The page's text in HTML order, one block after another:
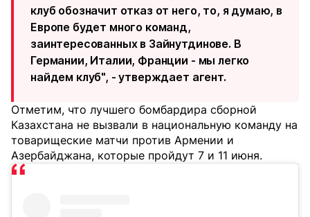
клуб обозначит отказ от него, то, я думаю, в
Европе будет много команд,
заинтересованных в Зайнутдинове. В
Германии, Италии, Франции - мы легко
найдем клуб", - утверждает агент.
Отметим, что лучшего бомбардира сборной
Казахстана не вызвали в национальную команду на
товарищеские матчи против Армении и
Азербайджана, которые пройдут 7 и 11 июня.